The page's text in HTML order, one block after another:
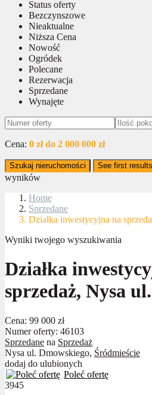
Status oferty
Bezczynszowe
Nieaktualne
Niższa Cena
Nowość
Ogródek
Polecane
Rezerwacja
Sprzedane
Wynajęte
Cena: 0 zł do 2 000 000 zł
Szukaj nieruchomości See first
wyników
Home
Sprzedane
Działka inwestycyjna na
Wyniki twojego wyszukiwania
Działka
sprzedaż, Nysa
Cena: 99 000 zł
Numer oferty: 46103
Sprzedane na Sprzedaż
Nysa ul. Dmowskiego, Śródmieście
dodaj do ulubionych
Poleć ofertę
3945